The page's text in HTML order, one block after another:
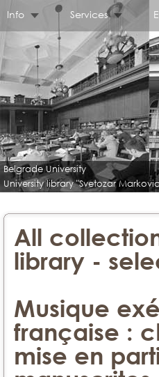
Info Services
Belgrade University
University library "Svetozar
All
library -
Musique
française :
mise en